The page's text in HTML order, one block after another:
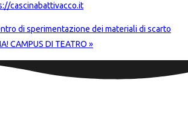
cascinabattivacco.it
di sperimentazione dei materiali di scarto
CAMPUS DI TEATRO »